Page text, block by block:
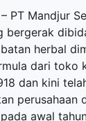
PT Mandjur
bergerak
herbal
dari toko
dan kini
perusahaan
awal